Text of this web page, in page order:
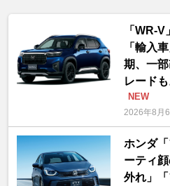
「WR-
「輸入
期、一
レード
NEW
2026年8月6
ホンダ
ーティ
外れ」